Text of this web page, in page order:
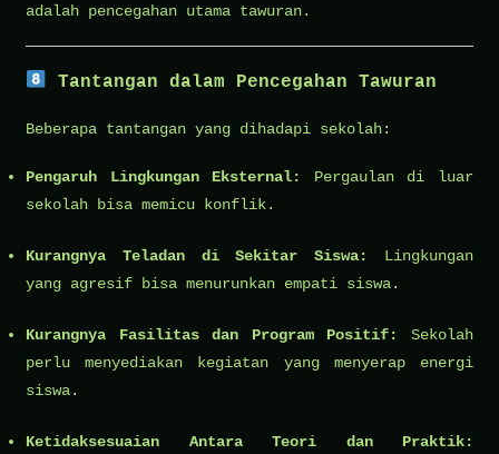
adalah pencegahan utama tawuran.
Tantangan dalam Pencegahan Tawuran
Beberapa tantangan yang dihadapi sekolah:
Pengaruh Lingkungan Eksternal:
Pergaulan di luar
sekolah bisa memicu konflik.
Kurangnya Teladan di Sekitar Siswa:
Lingkungan
yang agresif bisa menurunkan empati siswa.
Kurangnya Fasilitas dan Program Positif:
Sekolah
perlu menyediakan kegiatan yang menyerap energi
siswa.
Ketidaksesuaian Antara Teori dan Praktik: